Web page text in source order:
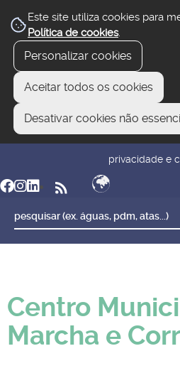
Este site utiliza cookies para
Política de cookies.
Personalizar cookies
Aceitar todos os cookies
Desativar cookies não
privacidade e
Centro
Marcha e